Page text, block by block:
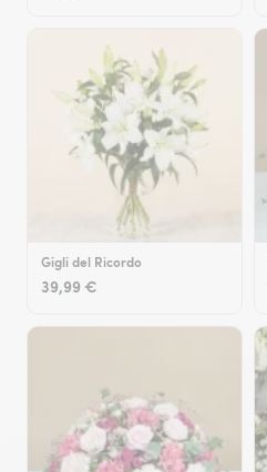
Gigli del Ricordo
39,99 €